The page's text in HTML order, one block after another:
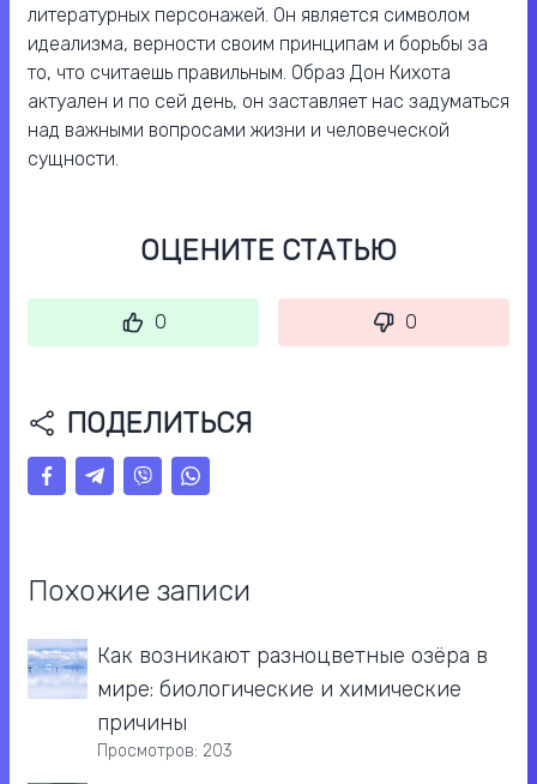
литературных персонажей. Он является символом
идеализма, верности своим принципам и борьбы за
то, что считаешь правильным. Образ Дон Кихота
актуален и по сей день, он заставляет нас задуматься
над важными вопросами жизни и человеческой
сущности.
ОЦЕНИТЕ СТАТЬЮ
0 0
ПОДЕЛИТЬСЯ
Похожие записи
Как возникают разноцветные озёра в
мире: биологические и химические
причины
Просмотров: 203